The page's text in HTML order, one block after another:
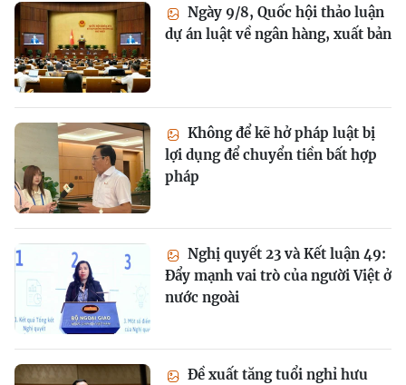
Ngày 9/8, Quốc hội thảo luận
dự án luật về ngân hàng, xuất bản
Không để kẽ hở pháp luật bị
lợi dụng để chuyển tiền bất hợp
pháp
Nghị quyết 23 và Kết luận 49:
Đẩy mạnh vai trò của người Việt ở
nước ngoài
Đề xuất tăng tuổi nghỉ hưu